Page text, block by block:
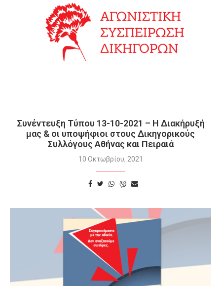
Συνέντευξη Τύπου 13-10-2021 – Η Διακήρυξή
μας & οι υποψήφιοι στους Δικηγορικούς
Συλλόγους Αθήνας και Πειραιά
10 Οκτωβρίου, 2021